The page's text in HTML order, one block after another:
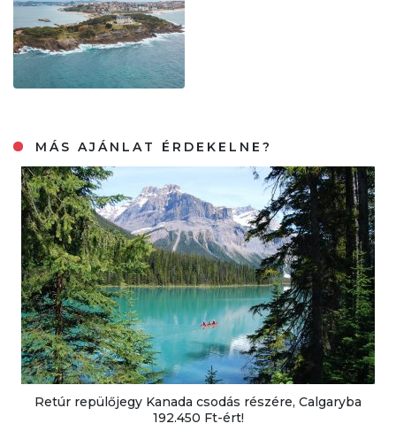
MÁS AJÁNLAT ÉRDEKELNE?
Retúr repülőjegy Kanada csodás részére, Calgaryba
192.450 Ft-ért!